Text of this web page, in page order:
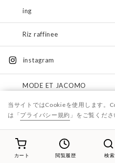
カート 閲覧履歴 検索
ing
Riz raffinee
instagram
MODE ET JACOMO
D'ICI
ing
Riz raffinee
当サイトではCookieを使用します。
は「プライバシー規約 」をご覧くださ